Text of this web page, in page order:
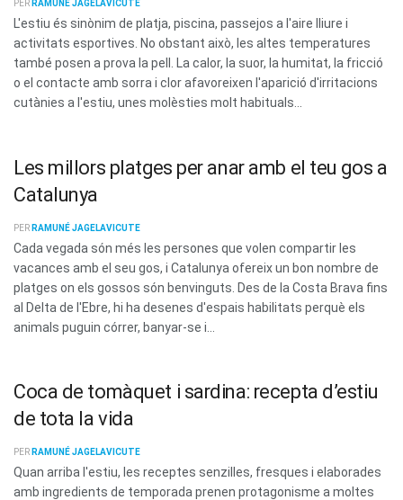
PER RAMUNÉ JAGELAVICUTE
L'estiu és sinònim de platja, piscina, passejos a l'aire lliure i
activitats esportives. No obstant això, les altes temperatures
també posen a prova la pell. La calor, la suor, la humitat, la fricció
o el contacte amb sorra i clor afavoreixen l'aparició d'irritacions
cutànies a l'estiu, unes molèsties molt habituals...
Les millors platges per anar amb el teu gos a
Catalunya
PER RAMUNÉ JAGELAVICUTE
Cada vegada són més les persones que volen compartir les
vacances amb el seu gos, i Catalunya ofereix un bon nombre de
platges on els gossos són benvinguts. Des de la Costa Brava fins
al Delta de l'Ebre, hi ha desenes d'espais habilitats perquè els
animals puguin córrer, banyar-se i...
Coca de tomàquet i sardina: recepta d’estiu
de tota la vida
PER RAMUNÉ JAGELAVICUTE
Quan arriba l'estiu, les receptes senzilles, fresques i elaborades
amb ingredients de temporada prenen protagonisme a moltes